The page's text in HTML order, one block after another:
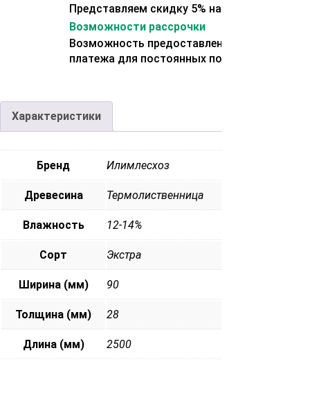
Представляем скидку 5% на второй заказ
Возможности рассрочки
Возможность предоставления отсрочки
платежа для постоянных покупателей.
Характеристики
Бренд Илимлесхоз
Древесина Термолиственница
Влажность 12-14%
Сорт Экстра
Ширина (мм) 90
Толщина (мм) 28
Длина (мм) 2500